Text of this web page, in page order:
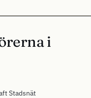
i
Stadsnät